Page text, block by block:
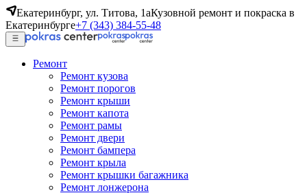
Екатеринбург, ул. Титова, 1аКузовной ремонт и покраска в
Екатеринбурге+7 (343) 384-55-48
Ремонт
Ремонт кузова
Ремонт порогов
Ремонт крыши
Ремонт капота
Ремонт рамы
Ремонт двери
Ремонт бампера
Ремонт крыла
Ремонт крышки багажника
Ремонт лонжерона